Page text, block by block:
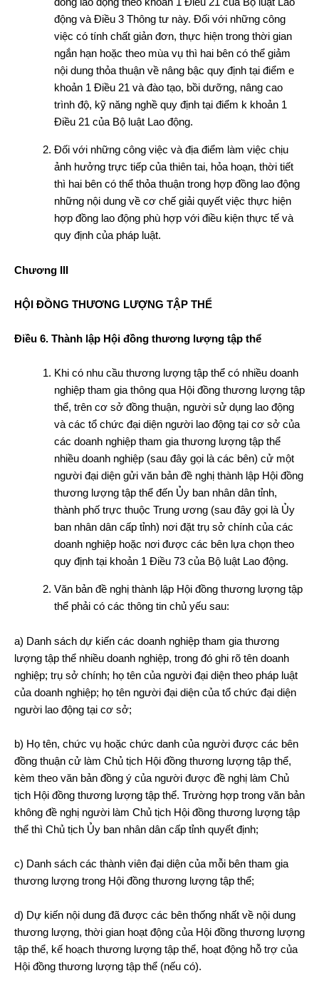
động và Điều 3 Thông tư này. Đối với những công
việc có tính chất giản đơn, thực hiện trong thời gian
ngắn hạn hoặc theo mùa vụ thì hai bên có thể giảm
nội dung thỏa thuận về nâng bậc quy định tại điểm e
khoản 1 Điều 21 và đào tạo, bồi dưỡng, nâng cao
trình độ, kỹ năng nghề quy định tại điểm k khoản 1
Điều 21 của Bộ luật Lao động.
Đối với những công việc và địa điểm làm việc chịu
ảnh hưởng trực tiếp của thiên tai, hỏa hoạn, thời tiết
thì hai bên có thể thỏa thuận trong hợp đồng lao động
những nội dung về cơ chế giải quyết việc thực hiện
hợp đồng lao động phù hợp với điều kiện thực tế và
quy định của pháp luật.
Chương III
HỘI ĐỒNG THƯƠNG LƯỢNG TẬP THỂ
Điều 6. Thành lập Hội đồng thương lượng tập thể
Khi có nhu cầu thương lượng tập thể có nhiều doanh
nghiệp tham gia thông qua Hội đồng thương lượng tập
thể, trên cơ sở đồng thuận, người sử dụng lao động
và các tổ chức đại diện người lao động tại cơ sở của
các doanh nghiệp tham gia thương lượng tập thể
nhiều doanh nghiệp (sau đây gọi là các bên) cử một
người đại diện gửi văn bản đề nghị thành lập Hội đồng
thương lượng tập thể đến Ủy ban nhân dân tỉnh,
thành phố trực thuộc Trung ương (sau đây gọi là Ủy
ban nhân dân cấp tỉnh) nơi đặt trụ sở chính của các
doanh nghiệp hoặc nơi được các bên lựa chọn theo
quy định tại khoản 1 Điều 73 của Bộ luật Lao động.
Văn bản đề nghị thành lập Hội đồng thương lượng tập
thể phải có các thông tin chủ yếu sau:
a) Danh sách dự kiến các doanh nghiệp tham gia thương
lượng tập thể nhiều doanh nghiệp, trong đó ghi rõ tên doanh
nghiệp; trụ sở chính; họ tên của người đại diện theo pháp luật
của doanh nghiệp; họ tên người đại diện của tổ chức đại diện
người lao động tại cơ sở;
b) Họ tên, chức vụ hoặc chức danh của người được các bên
đồng thuận cử làm Chủ tịch Hội đồng thương lượng tập thể,
kèm theo văn bản đồng ý của người được đề nghị làm Chủ
tịch Hội đồng thương lượng tập thể. Trường hợp trong văn bản
không đề nghị người làm Chủ tịch Hội đồng thương lượng tập
thể thì Chủ tịch Ủy ban nhân dân cấp tỉnh quyết định;
c) Danh sách các thành viên đại diện của mỗi bên tham gia
thương lượng trong Hội đồng thương lượng tập thể;
d) Dự kiến nội dung đã được các bên thống nhất về nội dung
thương lượng, thời gian hoạt động của Hội đồng thương lượng
tập thể, kế hoạch thương lượng tập thể, hoạt động hỗ trợ của
Hội đồng thương lượng tập thể (nếu có).